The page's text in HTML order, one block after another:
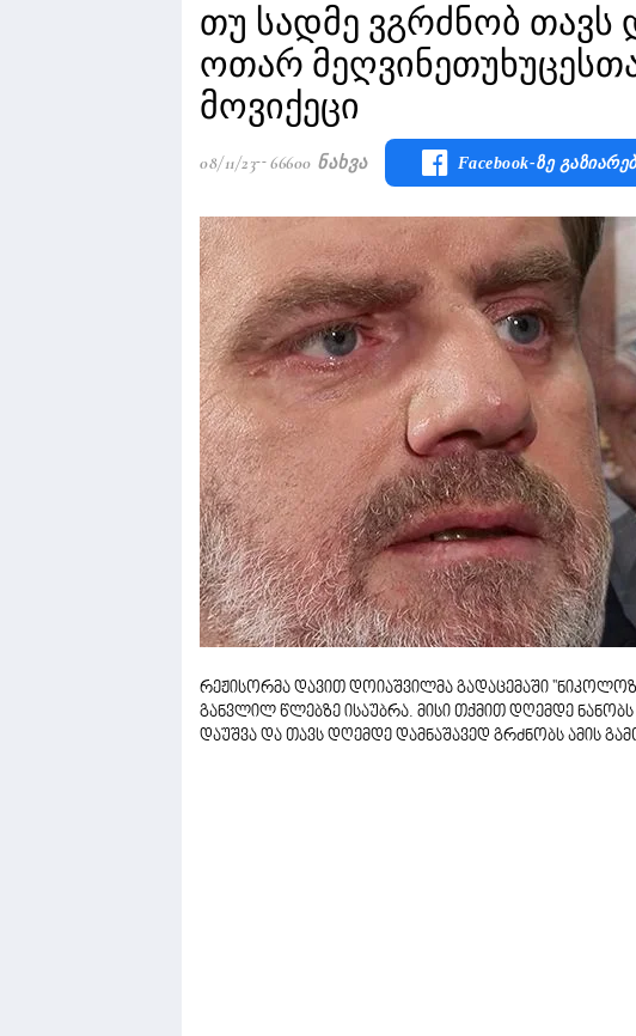
თუ სადმე ვგრძნობ თავს
ოთარ
მოვიქეცი
08/11/23 66600 Ნახვა Facebook-Ზე
რეჟისორმა დავით დოიაშვილმა გადაცემაში
განვლილ წლებზე ისაუბრა. მისი თქმით დღემდე
დაუშვა და თავს დღემდე დამნაშავედ გრძნობს ამის